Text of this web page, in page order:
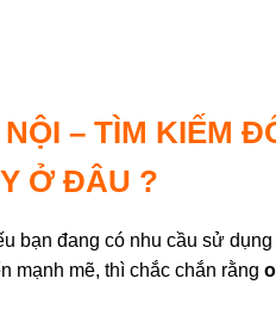
– TÌM KIẾM
Ở ĐÂU ?
bạn đang có nhu cầu sử dụng
mạnh mẽ, thì chắc chắn rằng